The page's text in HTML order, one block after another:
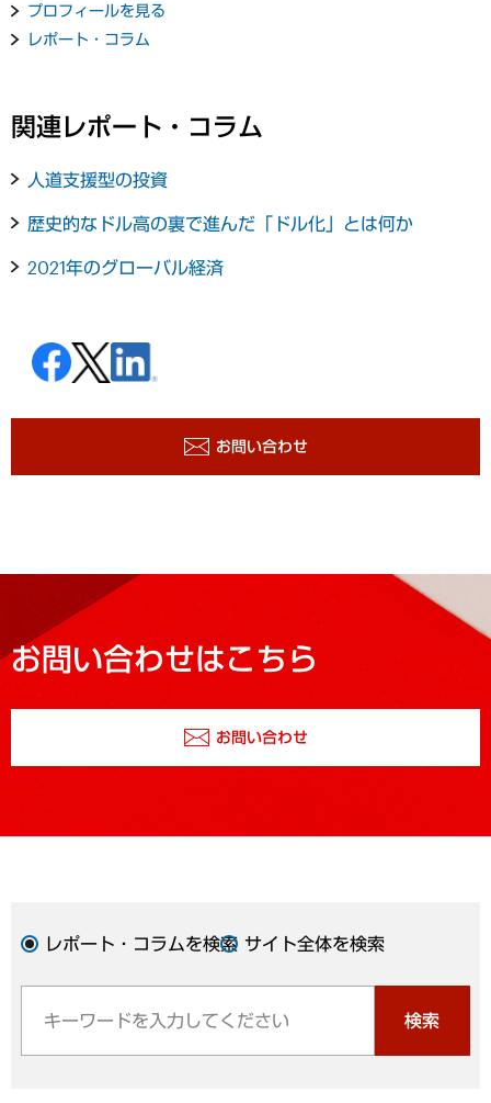
プロフィールを見る
レポート・コラム
関連レポート・コラム
人道支援型の投資
歴史的なドル高の裏で進んだ「ドル化」とは何か
2021年のグローバル経済
お問い合わせ
お問い合わせはこちら
お問い合わせ
レポート・コラムを検索 サイト全体を検索
検索